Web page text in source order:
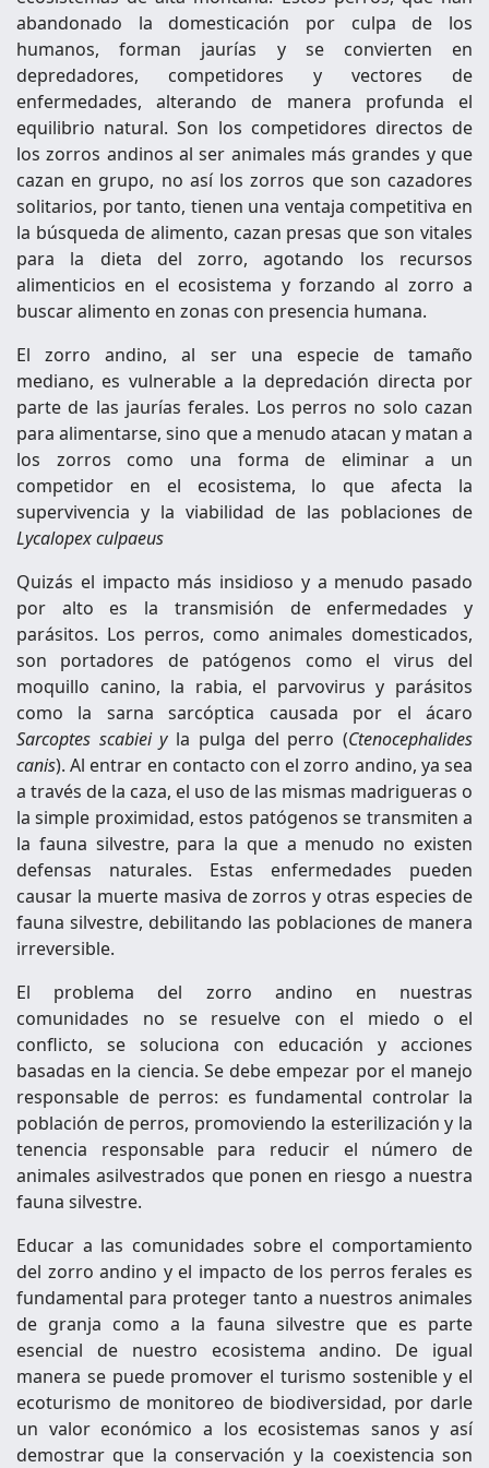
abandonado la domesticación por culpa de los
humanos, forman jaurías y se convierten en
depredadores, competidores y vectores de
enfermedades, alterando de manera profunda el
equilibrio natural. Son los competidores directos de
los zorros andinos al ser animales más grandes y que
cazan en grupo, no así los zorros que son cazadores
solitarios, por tanto, tienen una ventaja competitiva en
la búsqueda de alimento, cazan presas que son vitales
para la dieta del zorro, agotando los recursos
alimenticios en el ecosistema y forzando al zorro a
buscar alimento en zonas con presencia humana.
El zorro andino, al ser una especie de tamaño
mediano, es vulnerable a la depredación directa por
parte de las jaurías ferales. Los perros no solo cazan
para alimentarse, sino que a menudo atacan y matan a
los zorros como una forma de eliminar a un
competidor en el ecosistema, lo que afecta la
supervivencia y la viabilidad de las poblaciones de
Lycalopex culpaeus
Quizás el impacto más insidioso y a menudo pasado
por alto es la transmisión de enfermedades y
parásitos. Los perros, como animales domesticados,
son portadores de patógenos como el virus del
moquillo canino, la rabia, el parvovirus y parásitos
como la sarna sarcóptica causada por el ácaro
Sarcoptes scabiei yla pulga del perro (Ctenocephalides
canis). Al entrar en contacto con el zorro andino, ya sea
a través de la caza, el uso de las mismas madrigueras o
la simple proximidad, estos patógenos se transmiten a
la fauna silvestre, para la que a menudo no existen
defensas naturales. Estas enfermedades pueden
causar la muerte masiva de zorros y otras especies de
fauna silvestre, debilitando las poblaciones de manera
irreversible.
El problema del zorro andino en nuestras
comunidades no se resuelve con el miedo o el
conflicto, se soluciona con educación y acciones
basadas en la ciencia. Se debe empezar por el manejo
responsable de perros: es fundamental controlar la
población de perros, promoviendo la esterilización y la
tenencia responsable para reducir el número de
animales asilvestrados que ponen en riesgo a nuestra
fauna silvestre.
Educar a las comunidades sobre el comportamiento
del zorro andino y el impacto de los perros ferales es
fundamental para proteger tanto a nuestros animales
de granja como a la fauna silvestre que es parte
esencial de nuestro ecosistema andino. De igual
manera se puede promover el turismo sostenible y el
ecoturismo de monitoreo de biodiversidad, por darle
un valor económico a los ecosistemas sanos y así
demostrar que la conservación y la coexistencia son